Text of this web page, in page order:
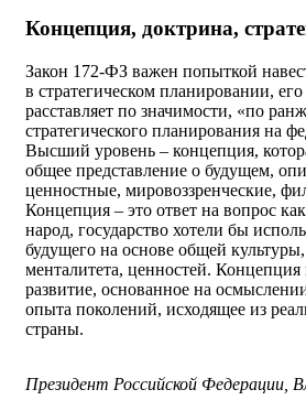
Концепция, доктрина,
Закон 172-ФЗ важен попыткой
в стратегическом планировании,
расставляет по значимости, «по
стратегического планирования на
Высший уровень – концепция,
общее представление о будущем,
ценностные, мировоззренческие,
Концепция – это ответ на вопрос
народ, государство хотели бы
будущего на основе общей
менталитета, ценностей. Концепция
развитие, основанное на
опыта поколений, исходящее из
страны.
Президент Российской Федерации,